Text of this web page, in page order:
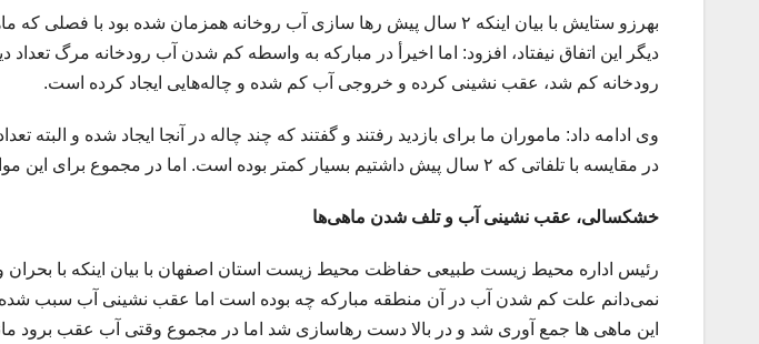
بهرزو ستایش با بیان اینکه ۲ سال پیش رها سازی آب روخانه همزمان شده بود با
دیگر این اتفاق نیفتاد، افزود: اما اخیرأ در مبارکه به واسطه کم شدن آب رودخانه مرگ
رودخانه کم شد، عقب نشینی کرده و خروجی آب کم شده و چاله‌هایی ایجاد کرده است.
وی ادامه داد: ماموران ما برای بازدید رفتند و گفتند که چند چاله در آنجا ایجاد شده و البته
در مقایسه با تلفاتی که ۲ سال پیش داشتیم بسیار کمتر بوده است. اما در مجموع برای این موارد کار خاصی نمی توان انجام داد.
خشکسالی، عقب نشینی آب و تلف شدن ماهی‌ها
رئیس اداره محیط زیست طبیعی حفاظت محیط زیست استان اصفهان با بیان اینکه با
نمی‌دانم علت کم شدن آب در آن منطقه مبارکه چه بوده است اما عقب نشینی آب سبب شده
این ماهی ها جمع آوری شد و در بالا دست رهاسازی شد اما در مجموع وقتی آب عقب برود